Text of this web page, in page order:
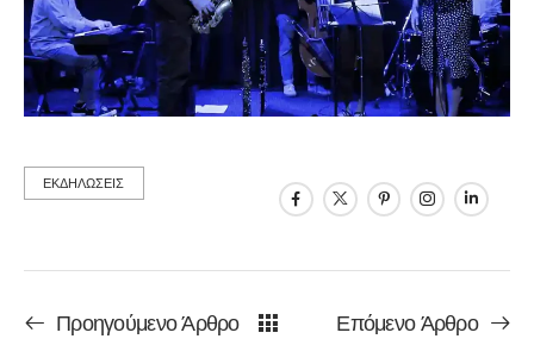
ΕΚΔΗΛΩΣΕΙΣ
Προηγούμενο Άρθρο Επόμενο Άρθρο